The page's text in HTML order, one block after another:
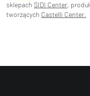
sklepach SIDI Center,
tworzących Castelli Center.